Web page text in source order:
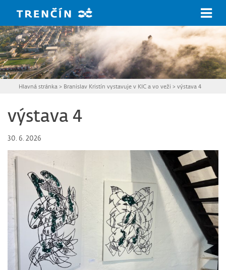
Hlavná stránka > Branislav Kristín vystavuje v KIC a vo veži >výstava 4
výstava 4
30. 6. 2026